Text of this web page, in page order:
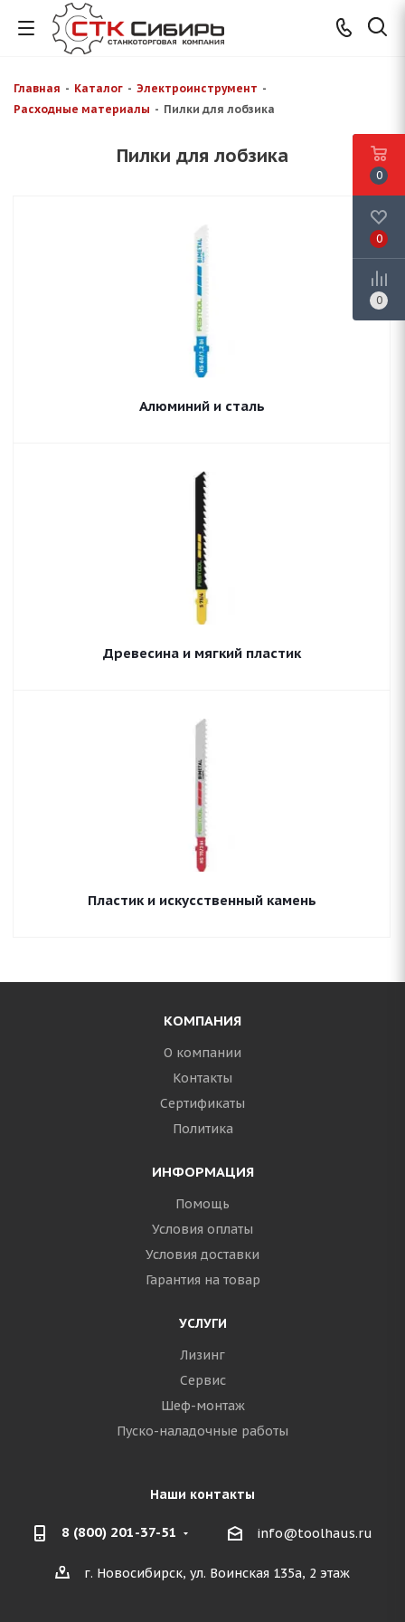
Главная - Каталог - Электроинструмент -
Расходные материалы - Пилки для лобзика
Пилки для лобзика
Алюминий и сталь
Древесина и мягкий пластик
Пластик и искусственный камень
КОМПАНИЯ
О компании
Контакты
Сертификаты
Политика
ИНФОРМАЦИЯ
Помощь
Условия оплаты
Условия доставки
Гарантия на товар
УСЛУГИ
Лизинг
Сервис
Шеф-монтаж
Пуско-наладочные работы
Наши контакты
8 (800) 201-37-51 info@toolhaus.ru
г. Новосибирск, ул. Воинская 135а, 2 этаж
0
0
0